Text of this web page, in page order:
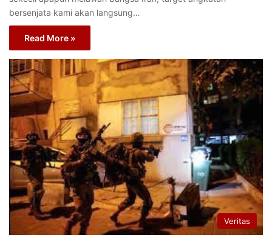
bersenjata kami akan langsung…
Read More »
Veritas